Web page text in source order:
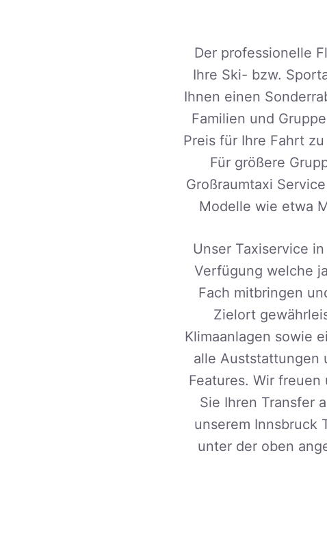
Der professionelle
Ihre Ski- bzw.
Ihnen einen
Familien und
Preis für Ihre Fahrt
Für größere
Großraumtaxi
Modelle wie etwa
Unser Taxiservice
Verfügung welche
Fach mitbringen
Zielort
Klimaanlagen sowie
alle Auststattungen
Features. Wir
Sie Ihren Transfer
unserem Innsbruck
unter der oben